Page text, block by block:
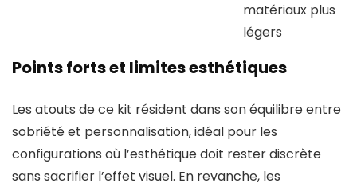
matériaux plus
légers
Points forts et limites esthétiques
Les atouts de ce kit résident dans son équilibre entre
sobriété et personnalisation, idéal pour les
configurations où l’esthétique doit rester discrète
sans sacrifier l’effet visuel. En revanche, les